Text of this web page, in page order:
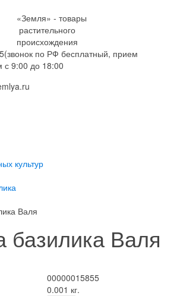
(звонок по РФ бесплатный, прием
с 9:00 до 18:00
культур
Валя
базилика Валя
00000015855
0.001 кг.